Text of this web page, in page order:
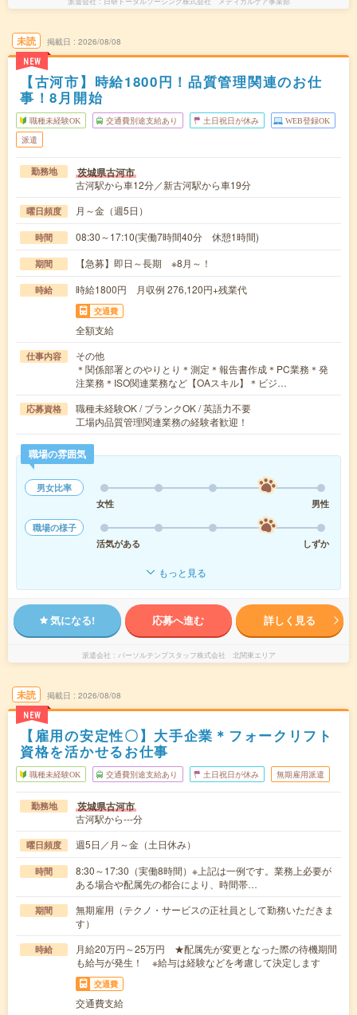
未読
NEW
掲載日 2026/08/08
【古河市】時給1800円！品質管理関連のお仕
事！8月開始
職種未経験OK 交通費別途支給あり 土日祝日が休み WEB登録OK
派遣
勤務地 茨城県古河市
古河駅から車12分／新古河駅から車19分
曜日頻度 月～金（週5日）
時間 08:30～17:10(実働7時間40分 休憩1時間)
期間 【急募】即日～長期 ※8月～！
時給 時給1800円 月収例 276,120円+残業代
交通費
全額支給
仕事内容
その他
＊関係部署とのやりとり＊測定＊報告書作成＊PC業務＊発
注業務＊ISO関連業務など【OAスキル】＊ビジ…
応募資格
職種未経験OK / ブランクOK / 英語力不要
工場内品質管理関連業務の経験者歓迎！
職場の雰囲気
男女比率
女性
男性
職場の様子
活気がある
しずか
もっと見る
気になる! 応募へ進む 詳しく見る
派遣会社 パーソルテンプスタッフ株式会社 北関東エリア
未読
NEW
掲載日 2026/08/08
【雇用の安定性〇】大手企業＊フォークリフト
資格を活かせるお仕事
職種未経験OK 交通費別途支給あり 土日祝日が休み 無期雇用派遣
勤務地 茨城県古河市
古河駅から---分
曜日頻度 週5日／月～金（土日休み）
時間
8:30～17:30（実働8時間）※上記は一例です。業務上必要が
ある場合や配属先の都合により、時間帯…
期間
無期雇用（テクノ・サービスの正社員として勤務いただきま
す）
時給
月給20万円～25万円 ★配属先が変更となった際の待機期間
も給与が発生！ ※給与は経験などを考慮して決定します
交通費
交通費支給